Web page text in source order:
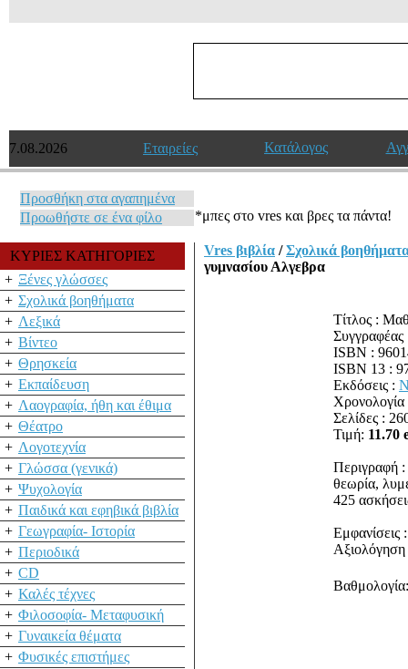
7.08.2026 Εταιρείες Κατάλογος
Προσθήκη στα αγαπημένα
Προωθήστε σε ένα φίλο
*μπες στο vres και βρες τα πάντα!
ΚΥΡΙΕΣ ΚΑΤΗΓΟΡΙΕΣ
+ Ξένες γλώσσες
+ Σχολικά βοηθήματα
+ Λεξικά
+ Βίντεο
+ Θρησκεία
+ Εκπαίδευση
+ Λαογραφία, ήθη και έθιμα
+ Θέατρο
+ Λογοτεχνία
+ Γλώσσα (γενικά)
+ Ψυχολογία
+ Παιδικά και εφηβικά βιβλία
+ Γεωγραφία- Ιστορία
+ Περιοδικά
+ CD
+ Καλές τέχνες
+ Φιλοσοφία- Μεταφυσική
+ Γυναικεία θέματα
+ Φυσικές επιστήμες
Vres βιβλία /Σχολικά
γυμνασίου Αλγεβρα
Τίτλος :
ISBN :
ISBN 13 :
Εκδόσεις :
Σελίδες :
Τιμή: 11.70
Περιγραφή
θεωρία,
425
Εμφανίσεις
Αξιολόγηση